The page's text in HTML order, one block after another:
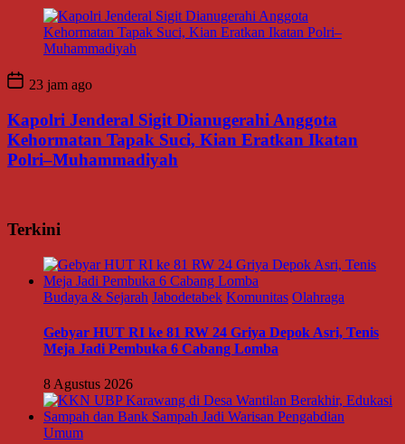
23 jam ago
Kapolri Jenderal Sigit Dianugerahi Anggota
Kehormatan Tapak Suci, Kian Eratkan Ikatan
Polri–Muhammadiyah
Terkini
Budaya & Sejarah Jabodetabek Komunitas Olahraga
Gebyar HUT RI ke 81 RW 24 Griya Depok Asri, Tenis
Meja Jadi Pembuka 6 Cabang Lomba
8 Agustus 2026
Umum